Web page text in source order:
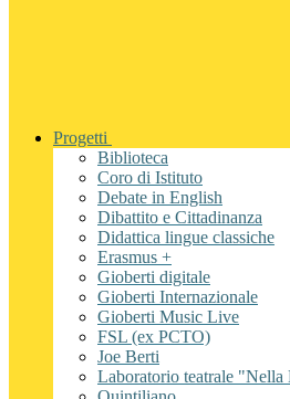
Progetti
Biblioteca
Coro di Istituto
Debate in English
Dibattito e Cittadinanza
Didattica lingue classiche
Erasmus +
Gioberti digitale
Gioberti Internazionale
Gioberti Music Live
FSL (ex PCTO)
Joe Berti
Laboratorio teatrale